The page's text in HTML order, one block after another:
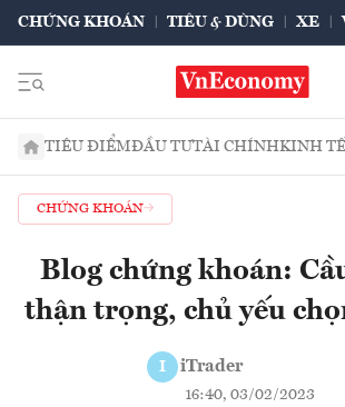
CHỨNG KHOÁN TIÊU & DÙNG XE
TIÊU ĐIỂMĐẦU TƯTÀI CHÍNHKINH
CHỨNG KHOÁN
Blog chứng khoán:
thận trọng, chủ yếu
I iTrader
16:40, 03/02/2023